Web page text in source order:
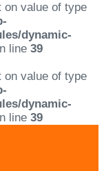
on value of type
dynamic-
line 39
on value of type
dynamic-
line 39